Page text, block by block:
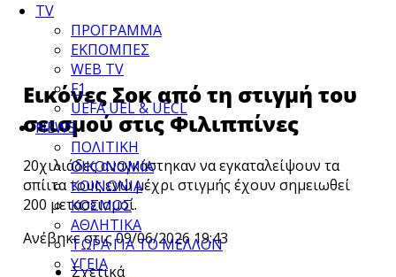
TV
ΠΡΟΓΡΑΜΜΑ
ΕΚΠΟΜΠΕΣ
WEB TV
F1
UEFA UEL & UECL
NEWS
ΠΟΛΙΤΙΚΗ
ΟΙΚΟΝΟΜΙΑ
ΚΟΙΝΩΝΙΑ
ΚΟΣΜΟΣ
ΑΘΛΗΤΙΚΑ
ΤΩΡΑ ΓΙΑ ΤΟ ΜΕΛΛΟΝ
ΥΓΕΙΑ
Εικόνες Σοκ από τη στιγμή του
σεισμού στις Φιλιππίνες
20χιλιάδες αναγκάστηκαν να εγκαταλείψουν τα
σπίιτα τους ενώ μέχρι στιγμής έχουν σημειωθεί
200 μετασεισμοί.
Ανέβηκε στις 09/06/2026 19:43
Σχετικά